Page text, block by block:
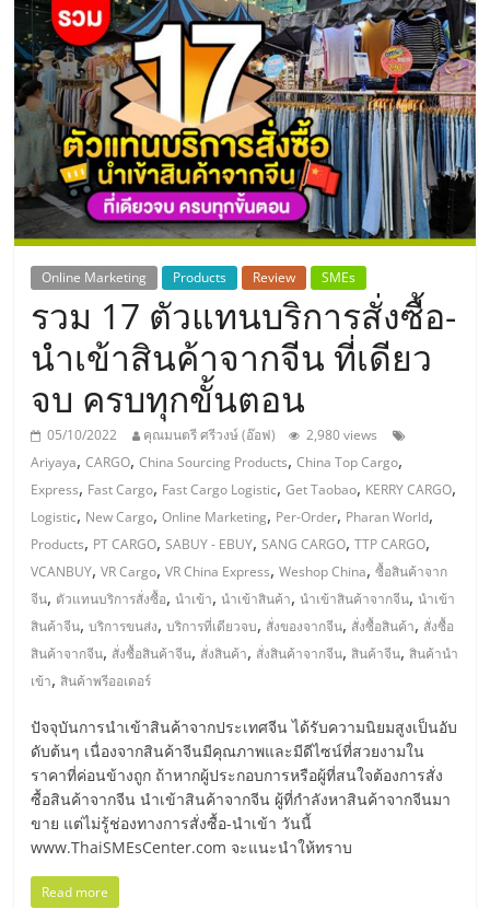
แห่ง
ประเทศไทย,
ThaiSMEsCenter,
รวม
ธุรกิจ
เอ
ส
เอ็
มอี
ไทย,
SMEs,
แฟ
รน
ไชส์,
ที่
Online Marketing Products Review SMEs
รวม 17 ตัวแทนบริการสั่งซื้อ-
นำเข้าสินค้าจากจีน ที่เดียว
จบ ครบทุกขั้นตอน
05/10/2022 คุณมนตรี ศรีวงษ์ (อ๊อฟ)
2,980 views
Ariyaya,CARGO,China Sourcing Products,China Top Cargo,
Express, Fast Cargo, Fast Cargo Logistic,Get Taobao, KERRY CARGO,
Logistic, New Cargo,Online Marketing, Per-Order, Pharan World,
Products, PT CARGO,SABUY - EBUY,SANG CARGO,TTP CARGO,
VCANBUY,VR Cargo,VR China Express,Weshop China,ซื้อสินค้าจาก
จีน, ตัวแทนบริการสั่งซื้อ,นำเข้า,นำเข้าสินค้า,นำเข้าสินค้าจากจีน,นำเข้า
สินค้าจีน,บริการขนส่ง,บริการที่เดียวจบ, สั่งของจากจีน, สั่งซื้อสินค้า, สั่งซื้อ
สินค้าจากจีน, สั่งซื้อสินค้าจีน, สั่งสินค้า, สั่งสินค้าจากจีน,สินค้าจีน,สินค้านำ
เข้า,สินค้าพรีออเดอร์
ปัจจุบันการนำเข้าสินค้าจากประเทศจีน ได้รับความนิยมสูงเป็นอับ
ดับต้นๆ เนื่องจากสินค้าจีนมีคุณภาพและมีดีไซน์ที่สวยงามใน
ราคาที่ค่อนข้างถูก ถ้าหากผู้ประกอบการหรือผู้ที่สนใจต้องการสั่ง
ซื้อสินค้าจากจีน นำเข้าสินค้าจากจีน ผู้ที่กำลังหาสินค้าจากจีนมา
ขาย แต่ไม่รู้ช่องทางการสั่งซื้อ-นำเข้า วันนี้
www.ThaiSMEsCenter.com จะแนะนำให้ทราบ
Read more